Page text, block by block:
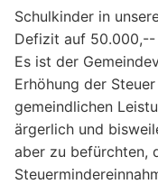
Schulkinder in
Defizit auf
Es ist der
Erhöhung der
gemeindlichen
ärgerlich und
aber zu befürchten,